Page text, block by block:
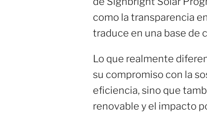
como la transparencia
traduce en una base de
Lo que realmente
su compromiso con la
eficiencia, sino que
renovable y el impacto